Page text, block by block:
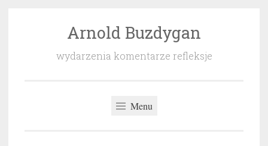
Arnold Buzdygan
wydarzenia komentarze refleksje
Menu